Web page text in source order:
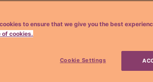
por que cerramos ciclos y
año, sino porque hay un
tenemos que nos alegran el
to ensure that we give you the best
of cookies.
Cookie Settings